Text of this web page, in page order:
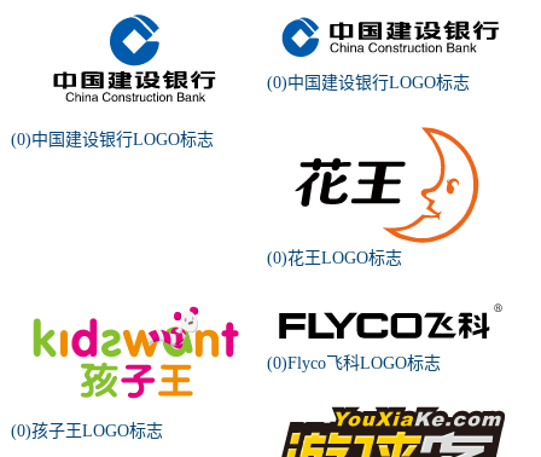
(0)中国建设银行LOGO标志
(0)中国建设银行LOGO标志
(0)花王LOGO标志
(0)孩子王LOGO标志
(0)Flyco飞科LOGO标志